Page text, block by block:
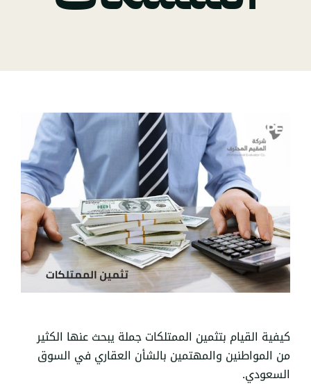
كيفية القيام بتثمين الممتلكات جملة يبحث عنها الكثير
من المواطنين والمهتمين بالشأن العقاري في السوق
السعودي.